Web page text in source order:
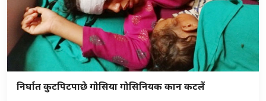
निर्घात कुटपिटपाछे गोसिया गोसिनियक कान कटलैं